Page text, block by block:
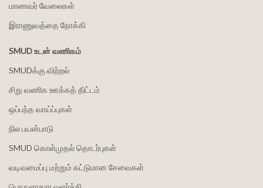
மாணவர் வேலைகள்
இராணுவத்தை நோக்கி
SMUD உடன் வணிகம்
SMUDக்கு விற்றல்
சிறு வணிக ஊக்கத் திட்டம்
ஒப்பந்த வாய்ப்புகள்
நில பயன்பாடு
SMUD கொள்முதல் தொடர்புகள்
வடிவமைப்பு மற்றும் கட்டுமான சேவைகள்